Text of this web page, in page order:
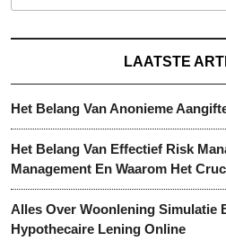
LAATSTE
Het Belang Van Anonieme
Het Belang Van Effectief Risk
Management En Waarom Het
Alles Over Woonlening Simulatie
Hypothecaire Lening Online